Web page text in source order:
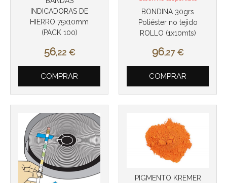
INDICADORAS DE
HIERRO 75x10mm
(PACK 100)
56,22 €
COMPRAR
BONDINA 30grs
Poliéster no tejido
ROLLO (1x10mts)
96,27 €
COMPRAR
PIGMENTO KREMER